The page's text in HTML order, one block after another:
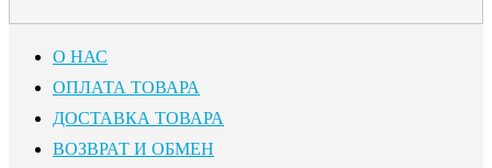
О НАС
ОПЛАТА ТОВАРА
ДОСТАВКА ТОВАРА
ВОЗВРАТ И ОБМЕН